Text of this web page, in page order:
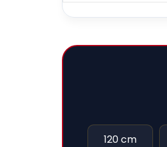
120 cm